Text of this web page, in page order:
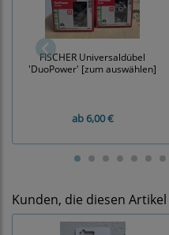
FISCHER Universaldübel
'DuoPower' [zum auswählen]
ab6,00 €
Kunden, die diesen